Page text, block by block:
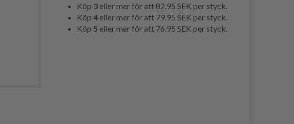
Köp 3 eller mer för att 82.95 SEKper styck.
Köp4 eller mer för att 79.95 SEKper styck.
Köp 5 eller mer för att 76.95 SEKper styck.